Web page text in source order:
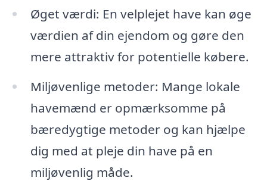
Øget værdi: En velplejet have kan øge
værdien af din ejendom og gøre den
mere attraktiv for potentielle købere.
Miljøvenlige metoder: Mange lokale
havemænd er opmærksomme på
bæredygtige metoder og kan hjælpe
dig med at pleje din have på en
miljøvenlig måde.